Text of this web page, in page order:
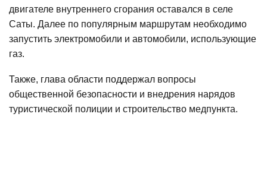
двигателе внутреннего сгорания оставался в селе
Саты. Далее по популярным маршрутам необходимо
запустить электромобили и автомобили, использующие
газ.
Также, глава области поддержал вопросы
общественной безопасности и внедрения нарядов
туристической полиции и строительство медпункта.